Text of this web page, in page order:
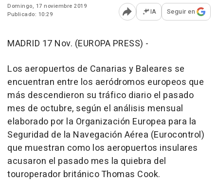
Domingo, 17 noviembre 2019
Publicado: 10:29
Abrir opciones para
IA Seguir en
MADRID 17 Nov. (EUROPA PRESS) -
Los aeropuertos de Canarias y Baleares se
encuentran entre los aeródromos europeos que
más descendieron su tráfico diario el pasado
mes de octubre, según el análisis mensual
elaborado por la Organización Europea para la
Seguridad de la Navegación Aérea (Eurocontrol)
que muestran como los aeropuertos insulares
acusaron el pasado mes la quiebra del
touroperador británico Thomas Cook.